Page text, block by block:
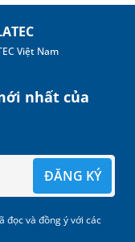
Việt Nam
nhất của
ĐĂNG KÝ
đọc và đồng ý với các